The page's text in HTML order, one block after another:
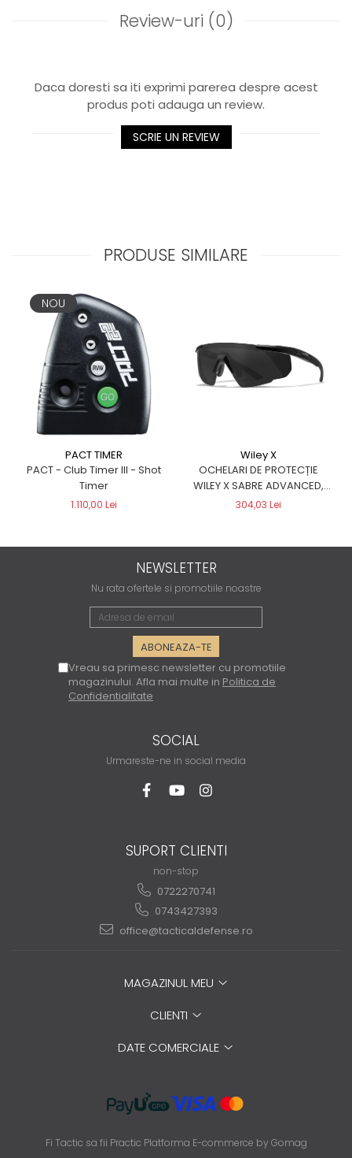
Review-uri (0)
Daca doresti sa iti exprimi parerea despre acest
produs poti adauga un review.
SCRIE UN REVIEW
PRODUSE SIMILARE
NOU
PACT TIMER
PACT - Club Timer III - Shot
Timer
1.110,00 Lei
Wiley X
OCHELARI DE PROTECȚIE
WILEY X SABRE ADVANCED,
NEGRI
304,03 Lei
NEWSLETTER
Nu rata ofertele si promotiile noastre
Vreau sa primesc newsletter cu promotiile
magazinului. Afla mai multe in Politica de
Confidentialitate
SOCIAL
Urmareste-ne in social media
SUPORT CLIENTI
non-stop
0722270741
0743427393
office@tacticaldefense.ro
MAGAZINUL MEU
CLIENTI
DATE COMERCIALE
Fi Tactic sa fii Practic Platforma E-commerce by Gomag